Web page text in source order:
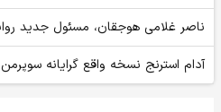
ناصر غلامی هوجقان، مسئول جدید
آدام استرنج نسخه واقع گرایانه